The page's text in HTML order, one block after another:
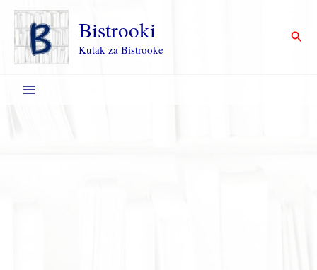
Пређи
садржај
Bistrooki
Kutak za Bistrooke